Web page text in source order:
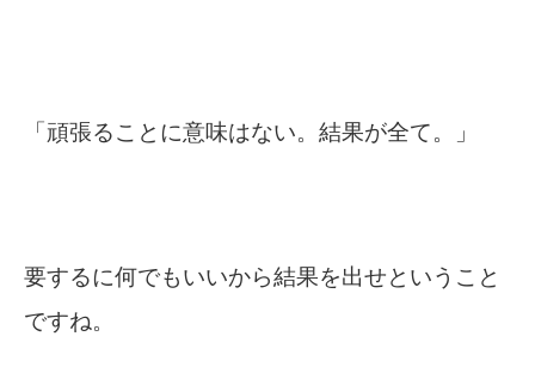
「頑張ることに意味はない。結果が全て。」
要するに何でもいいから結果を出せということ
ですね。